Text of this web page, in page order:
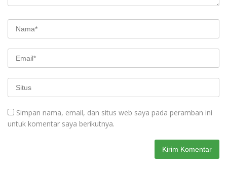
Simpan nama, email, dan situs web saya pada peramban ini
untuk komentar saya berikutnya.